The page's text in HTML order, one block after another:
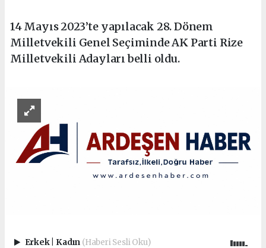
14 Mayıs 2023’te yapılacak 28. Dönem
Milletvekili Genel Seçiminde AK Parti Rize
Milletvekili Adayları belli oldu.
Erkek Kadın (Haberi Sesli Oku)